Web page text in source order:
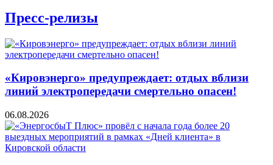
Пресс-релизы
«Кировэнерго» предупреждает: отдых вблизи
линий электропередачи смертельно опасен!
06.08.2026